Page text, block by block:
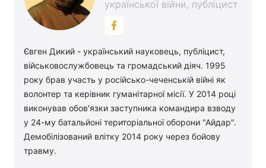
української війни, публіцист
Євген Дикий - український науковець, публіцист,
військовослужбовець та громадський діяч. 1995
року брав участь у російсько-чеченській війні як
волонтер та керівник гуманітарної місії. У 2014 році
виконував обов'язки заступника командира взводу
у 24-му батальйоні територіальної оборони "Айдар".
Демобілізований влітку 2014 року через бойову
травму.